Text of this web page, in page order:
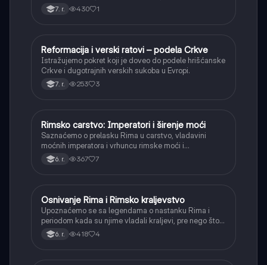
7. r. 430 1
Istorija
Reformacija i verski ratovi – podela Crkve
Istražujemo pokret koji je doveo do podele hrišćanske
Crkve i dugotrajnih verskih sukoba u Evropi.
7. r. 253 3
Istorija
Rimsko carstvo: Imperatori i širenje moći
Saznaćemo o prelasku Rima u carstvo, vladavini
moćnih imperatora i vrhuncu rimske moći i
teritorijalnog širenja.
6. r. 367 7
Istorija
Osnivanje Rima i Rimsko kraljevstvo
Upoznaćemo se sa legendama o nastanku Rima i
periodom kada su njime vladali kraljevi, pre nego što
je postao republika.
6. r. 418 4